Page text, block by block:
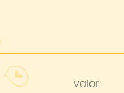
valor